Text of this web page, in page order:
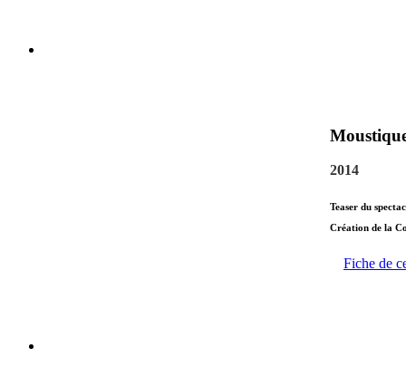
2014
Teaser du
Création de la
Fiche de